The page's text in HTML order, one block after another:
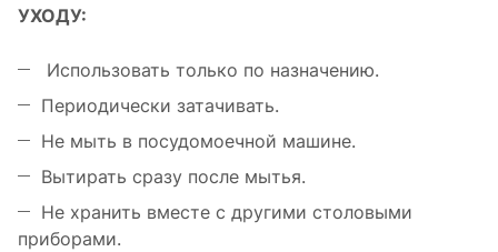
УХОДУ:
Использовать только по назначению.
Периодически затачивать.
Не мыть в посудомоечной машине.
Вытирать сразу после мытья.
Не хранить вместе с другими столовыми
приборами.